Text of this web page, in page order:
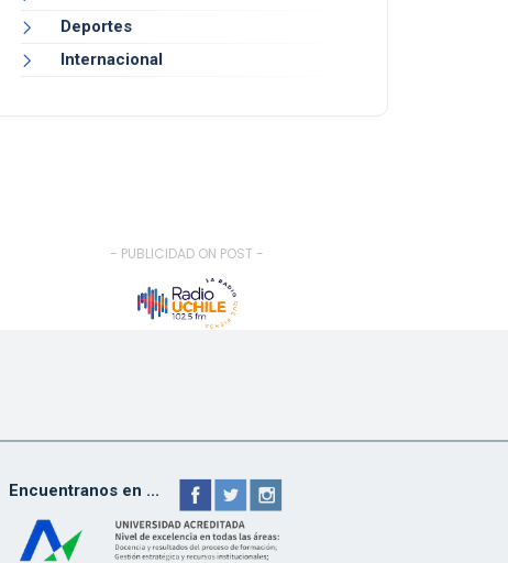
Deportes
Internacional
- PUBLICIDAD ON POST -
Encuentranos en ...